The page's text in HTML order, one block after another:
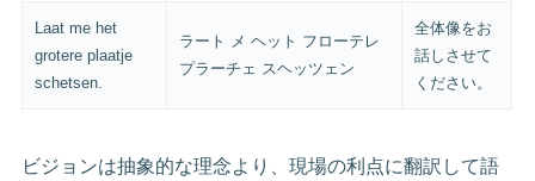
Laat me het
grotere plaatje
schetsen.
ラート メ ヘット フローテレ
プラーチェ スヘッツェン
全体像をお
話しさせて
ください。
ビジョンは抽象的な理念より、現場の利点に翻訳して語